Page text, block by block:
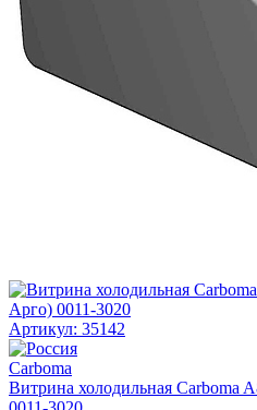
Артикул: 35142
Carboma
Витрина холодильная Carboma